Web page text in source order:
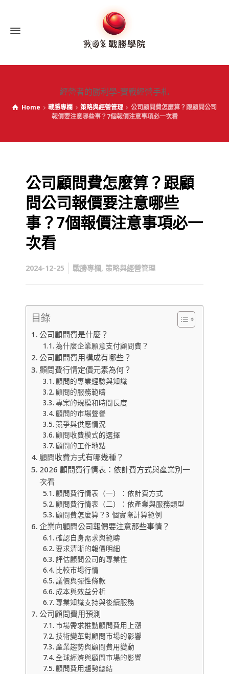
經營者的勝利學-實戰經營手札
Home 戰勝專欄 策略與經營管理
公司顧問費怎麼算？跟顧問公司
報價要注意哪些事？7個報價注意事項必一次看
公司顧問費怎麼算？跟顧
問公司報價要注意哪些
事？7個報價注意事項必一
次看
2024-12-25 戰勝專欄, 策略與經營管理
目錄
公司顧問費是什麼？
為什麼企業願意支付顧問費？
公司顧問費用構成有哪些？
顧問費行情定價元素為何？
顧問的專業經驗與知識
顧問的服務範疇
專案的規模和時間長度
顧問的市場聲譽
競爭與供應情況
顧問收費模式的選擇
顧問的工作地點
顧問收費方式有哪幾種？
2026 顧問費行情表：依計費方式與產業別一
次看
顧問費行情表（一）：依計費方式
顧問費行情表（二）：依產業與服務類型
顧問費怎麼算？3 個實際計算範例
企業向顧問公司報價要注意那些事情？
確認自身需求與範疇
要求清晰的報價明細
評估顧問公司的專業性
比較市場行情
議價與彈性條款
成本與效益分析
專業知識支持與後續服務
公司顧問費用預測
市場需求推動顧問費用上漲
技術變革對顧問市場的影響
產業趨勢與顧問費用變動
全球經濟與顧問市場的影響
顧問費用趨勢總結